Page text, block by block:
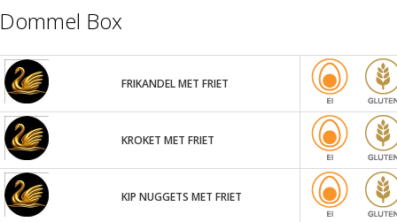
Dommel Box
FRIKANDEL MET FRIET
KROKET MET FRIET
KIP NUGGETS MET FRIET